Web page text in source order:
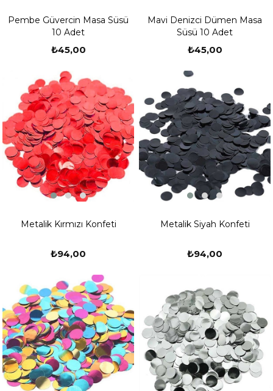
Pembe Güvercin Masa Süsü
10 Adet
₺45,00
Mavi Denizci Dümen Masa
Süsü 10 Adet
₺45,00
Metalik Kırmızı Konfeti
₺94,00
Metalik Siyah Konfeti
₺94,00